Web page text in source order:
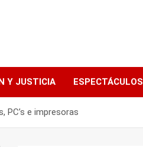
Y JUSTICIA ESPECTÁCULOS
PC’s e impresoras